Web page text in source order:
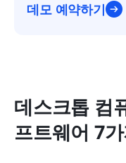
데모 예약하기
데스크톱 컴
프트웨어 7